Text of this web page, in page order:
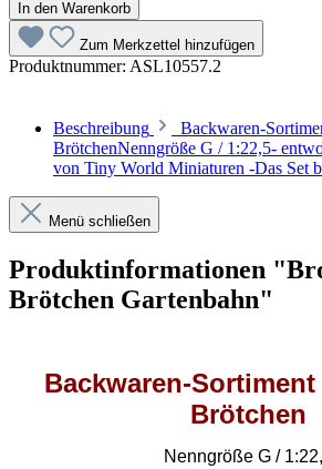
In den Warenkorb
Zum Merkzettel hinzufügen
Produktnummer: ASL10557.2
Beschreibung
Backwaren-
BrötchenNenngröße G / 1:22,5-
von Tiny World Miniaturen -Das Set
Menü schließen
Produktinformationen
Brötchen Gartenbahn"
Backwaren-
Brötchen
Nenngröße G /